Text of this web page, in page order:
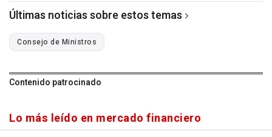
Últimas noticias sobre estos temas
Consejo de Ministros
Contenido patrocinado
Lo más leído en mercado financiero